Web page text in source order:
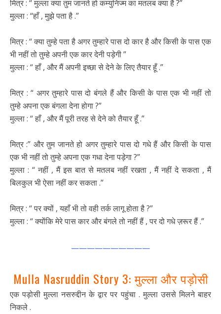
मित्र : “ मुल्ला क्या तुम जानते हो कम्युनिज्म का मतलब क्या है ?”
मुल्ला : “हाँ , मुझे पता है .”
मित्र : “ क्या तुम्हे पता है अगर तुम्हारे पास दो कार है और किसी के पास एक
भी नहीं तो तुम्हे अपनी एक कार देनी पड़ेगी ”
मुल्ला : “ हाँ , और मैं अपनी इच्छा से देने के लिए तैयार हूँ .”
मित्र : “ अगर तुम्हारे पास दो बंगले हैं और किसी के पास एक भी नहीं तो
तुम्हे अपना एक बंगला देना होगा ?”
मुल्ला : “ हाँ , और मैं पूरी तरह से देने को तैयार हूँ .”
मित्र :” और तुम जानते हो अगर तुम्हारे पास दो गधे हैं और किसी के पास
एक भी नहीं तो तुम्हे अपना एक गधा देना पड़ेगा ?”
मुल्ला : “ नहीं , मैं इस बात से मतलब नहीं रखता , मैं नहीं दे सकता , मैं
बिलकुल भी ऐसा नहीं कर सकता .”
मित्र : “ पर क्यों , यहाँ भी तो वही तर्क लागू होता है ?”
मुल्ला : “ क्योंकि मेरे पास कार और बंगले तो नहीं हैं , पर दो गधे ज़रूर हैं .”
——————————
Mulla Nasruddin Story 3:मुल्ला और पड़ोसी
एक पड़ोसी मुल्ला नसरुद्दीन के द्वार पर पहुंचा . मुल्ला उससे मिलने बाहर
निकले .